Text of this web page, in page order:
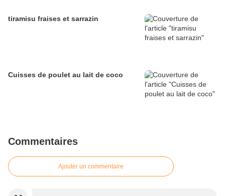
tiramisu fraises et sarrazin
Cuisses de poulet au lait de coco
Commentaires
Ajouter un commentaire